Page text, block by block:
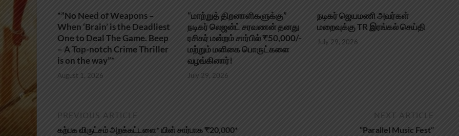
*”No Need of Weapons –
When ‘Brain’ is the Deadliest
One to Deal The Game. Beep
– A Top-notch Crime Thriller
is on the way”*
August 1, 2026
“மாற்றுத் திறனாளிகளுக்கு”
நடிகர் லெஜன்ட் சரவணன் தனது
ரசிகர் மன்றம் சார்பில் ₹50,000/-
மற்றும் மளிகை பொருட்களை
வழங்கினார்!
July 29, 2026
நடிகர் ஜெயமணி அவர்கள்
மறைவுக்கு TR இரங்கல் செய்தி
July 29, 2026
PREVIOUS ARTICLE
கற்பக விருட்சம் அறக்கட்டளை* யின் சார்பாக ₹20,000*
NEXT ARTICLE
“Parallel Music Fest”